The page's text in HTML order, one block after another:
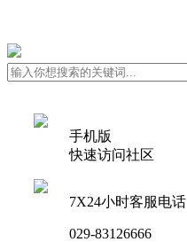
手机版
快速访问社区
7X24小时客服电话
029-83126666